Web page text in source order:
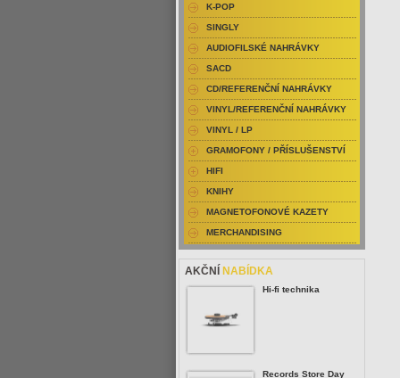
K-POP
SINGLY
AUDIOFILSKÉ NAHRÁVKY
SACD
CD/REFERENČNÍ NAHRÁVKY
VINYL/REFERENČNÍ NAHRÁVKY
VINYL / LP
GRAMOFONY / PŘÍSLUŠENSTVÍ
HIFI
KNIHY
MAGNETOFONOVÉ KAZETY
MERCHANDISING
AKČNÍ NABÍDKA
Hi-fi technika
Records Store Day